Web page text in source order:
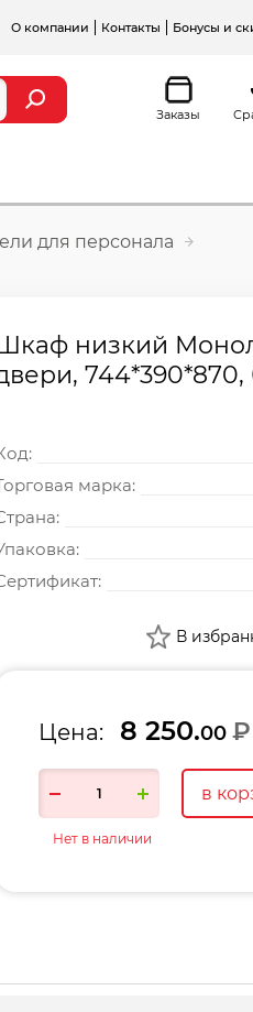
О компании Контакты Бонусы и
Заказы
для персонала
низкий
марка:
В
Цена: 8 250.00 ₽
в
Нет в наличии